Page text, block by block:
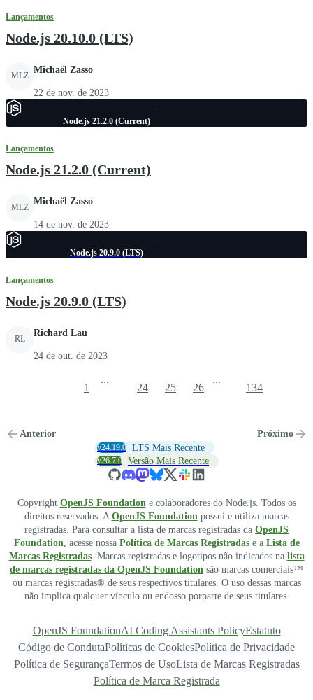
Lançamentos
Node.js 20.10.0 (LTS)
MLZ
Michaël Zasso
22 de nov. de 2023
Node.js 21.2.0 (Current)
Lançamentos
Node.js 21.2.0 (Current)
MLZ
Michaël Zasso
14 de nov. de 2023
Node.js 20.9.0 (LTS)
Lançamentos
Node.js 20.9.0 (LTS)
RL
Richard Lau
24 de out. de 2023
Anterior
1
...
24 25 26
...
134
Próximo
v24.19.0 LTS Mais Recente
v26.7.0 Versão Mais Recente
Copyright OpenJS Foundation e colaboradores do Node.js. Todos os
direitos reservados. A OpenJS Foundation possui e utiliza marcas
registradas. Para consultar a lista de marcas registradas da OpenJS
Foundation , acesse nossa Política de Marcas Registradase a Lista de
Marcas Registradas. Marcas registradas e logotipos não indicados na lista
de marcas registradas da OpenJS Foundation são marcas comerciais™
ou marcas registradas® de seus respectivos titulares. O uso dessas marcas
não implica qualquer vínculo ou endosso porparte de seus titulares.
OpenJS FoundationAI Coding Assistants PolicyEstatuto
Código de CondutaPolíticas de CookiesPolítica de Privacidade
Política de SegurançaTermos de UsoLista de Marcas Registradas
Política de Marca Registrada